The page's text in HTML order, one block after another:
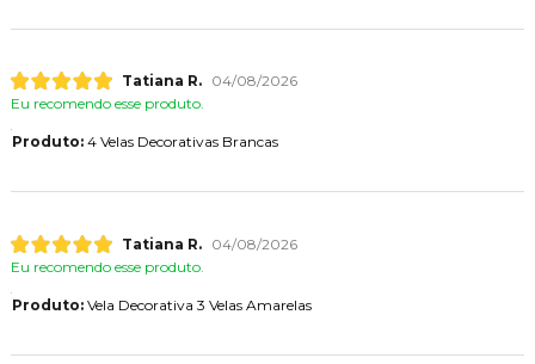
Tatiana R.
04/08/2026
Eu recomendo esse produto.
Produto:4 Velas Decorativas Brancas
Tatiana R.
04/08/2026
Eu recomendo esse produto.
Produto:Vela Decorativa 3 Velas Amarelas